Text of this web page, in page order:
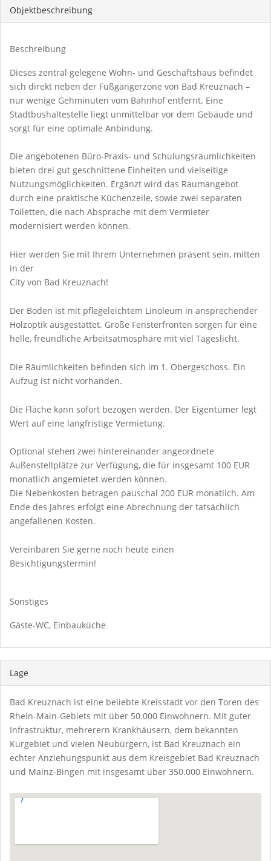
Objekt­beschreibung
Beschreibung
Dieses zentral gelegene Wohn- und Geschäftshaus befindet
sich direkt neben der Fußgängerzone von Bad Kreuznach –
nur wenige Gehminuten vom Bahnhof entfernt. Eine
Stadtbushaltestelle liegt unmittelbar vor dem Gebäude und
sorgt für eine optimale Anbindung.
Die angebotenen Büro-Praxis- und Schulungsräumlichkeiten
bieten drei gut geschnittene Einheiten und vielseitige
Nutzungsmöglichkeiten. Ergänzt wird das Raumangebot
durch eine praktische Küchenzeile, sowie zwei separaten
Toiletten, die nach Absprache mit dem Vermieter
modernisiert werden können.
Hier werden Sie mit Ihrem Unternehmen präsent sein, mitten
in der
City von Bad Kreuznach!
Der Boden ist mit pflegeleichtem Linoleum in ansprechender
Holzoptik ausgestattet. Große Fensterfronten sorgen für eine
helle, freundliche Arbeitsatmosphäre mit viel Tageslicht.
Die Räumlichkeiten befinden sich im 1. Obergeschoss. Ein
Aufzug ist nicht vorhanden.
Die Fläche kann sofort bezogen werden. Der Eigentümer legt
Wert auf eine langfristige Vermietung.
Optional stehen zwei hintereinander angeordnete
Außenstellplätze zur Verfügung, die für insgesamt 100 EUR
monatlich angemietet werden können.
Die Nebenkosten betragen pauschal 200 EUR monatlich. Am
Ende des Jahres erfolgt eine Abrechnung der tatsächlich
angefallenen Kosten.
Vereinbaren Sie gerne noch heute einen
Besichtigungstermin!
Sonstiges
Gäste-WC, Einbauküche
Lage
Bad Kreuznach ist eine beliebte Kreisstadt vor den Toren des
Rhein-Main-Gebiets mit über 50.000 Einwohnern. Mit guter
Infrastruktur, mehrerern Krankhäusern, dem bekannten
Kurgebiet und vielen Neubürgern, ist Bad Kreuznach ein
echter Anziehungspunkt aus dem Kreisgebiet Bad Kreuznach
und Mainz-Bingen mit insgesamt über 350.000 Einwohnern.